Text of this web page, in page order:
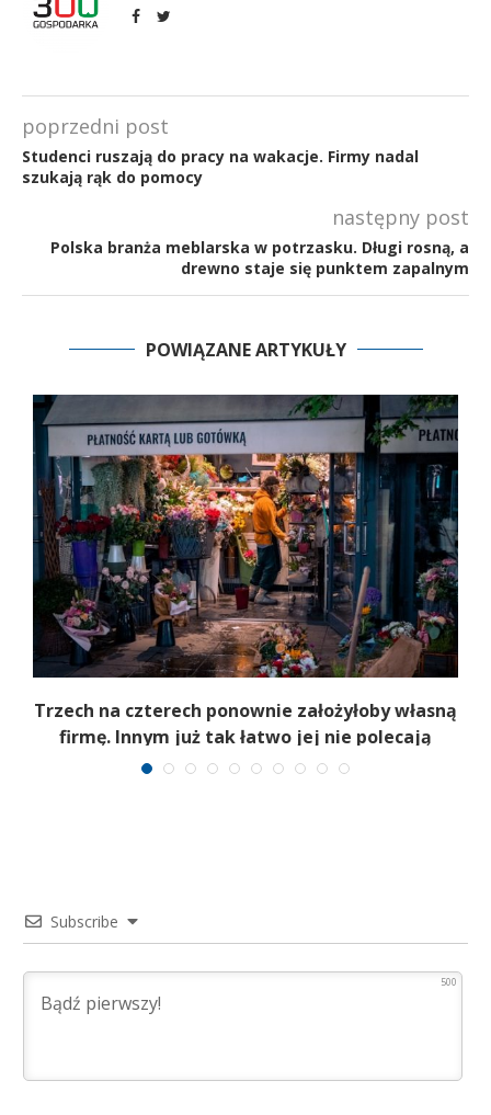
poprzedni post
Studenci ruszają do pracy na wakacje. Firmy nadal
szukają rąk do pomocy
następny post
Polska branża meblarska w potrzasku. Długi rosną, a
drewno staje się punktem zapalnym
POWIĄZANE ARTYKUŁY
Trzech na czterech ponownie założyłoby własną
firmę. Innym już tak łatwo jej nie polecają
Subscribe
500